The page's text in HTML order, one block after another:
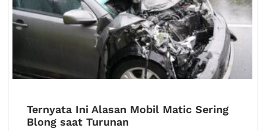
Ternyata Ini Alasan Mobil Matic Sering
Blong saat Turunan